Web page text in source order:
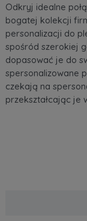
Odkryj idealne
bogatej kolekcji
personalizacji do
spośród szerokiej
dopasować je do
spersonalizowane
czekają na
przekształcając je